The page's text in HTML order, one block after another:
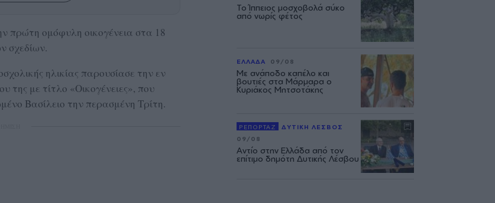
πρώτη ομόφυλη οικογένεια στα 18
σχεδίων.
ηλικίας παρουσίασε την εν
της με τίτλο «Οικογένειες», που
Βασίλειο την περασμένη Τρίτη.
Το Ίππειος μοσχοβολά σύκο
από νωρίς φέτος
ΕΛΛΑΔΑ 09/08
Με ανάποδο καπέλο και
βουτιές στα Μάρμαρα ο
Κυριάκος Μητσοτάκης
ΡΕΠΟΡΤΑΖ
ΔΥΤΙΚΗ ΛΕΣΒΟΣ
09/08
Αντίο στην Ελλάδα από τον
επίτιμο δημότη Δυτικής Λέσβου